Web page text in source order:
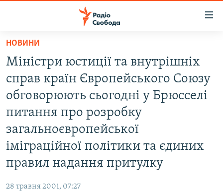
Перейти
основного
матеріалу
Перейти
до
основної
навігації
Перейти
до
пошуку
ВСЕ ЗА ДОБУ
СТАТТІ
СУСПІЛЬСТВО
КУЛЬТУРА
РОСІЙСЬКА «ФІЛЬТРАЦІЯ»
ДОНБАС.РЕАЛІЇ
КРИМ.РЕАЛІЇ
НОВИНИ
Міністри юстиції та внутрішніх
справ країн Європейського Союзу
обговорюють сьогодні у Брюсселі
питання про розробку
загальноєвропейської
іміграційної політики та єдиних
правил надання притулку
28 травня 2001, 07:27